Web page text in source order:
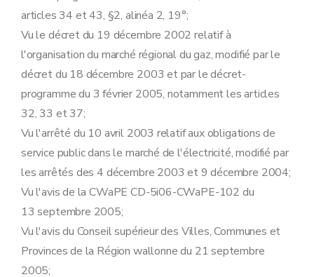
Art.24ter
Art.24quater
Art.24quinquies
Art. 24sexies
Art.24 septies
Art. 24octies
Art.24 nonies
Section 3
Art. 25
Section 4 En matière d'information et de sensibilisation à l'utilisation rationnelle de l'énergie et aux énergies renouvelables
Art. 25bis
Chapitre IV
Obligations de service public à caractère social
Section première Fourniture aux clients protégés
Art. 26
Art. 28
Section 2 Procédure applicable au client résidentiel en cas de non-paiement
Art. 29
Art. 30
articles 34 et 43, §2, alinéa 2, 19°;
Vu le décret du 19 décembre 2002 relatif à
l'organisation du marché régional du gaz, modifié par le
décret du 18 décembre 2003 et par le décret-
programme du 3 février 2005, notamment les articles
32, 33 et 37;
Vu l'arrêté du 10 avril 2003 relatif aux obligations de
service public dans le marché de l'électricité, modifié par
les arrêtés des 4 décembre 2003 et 9 décembre 2004;
Vu l'avis de la CWaPE CD-5i06-CWaPE-102 du
13 septembre 2005;
Vu l'avis du Conseil supérieur des Villes, Communes et
Provinces de la Région wallonne du 21 septembre
2005;